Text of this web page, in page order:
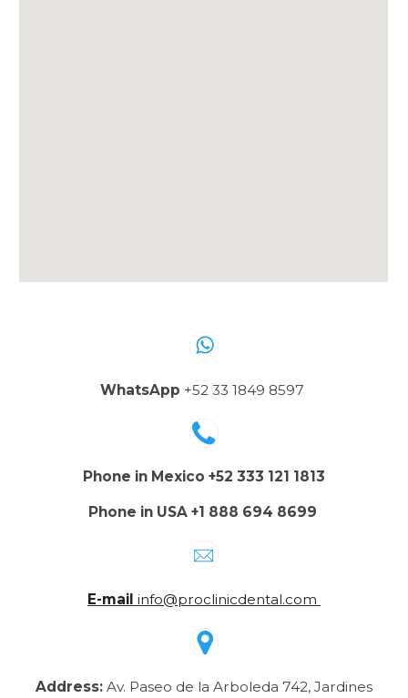
WhatsApp +52 33 1849 8597
Phone in Mexico +52 333 121 1813
Phone in USA +1 888 694 8699
E-mail info@proclinicdental.com
Address: Av. Paseo de la Arboleda 742, Jardines